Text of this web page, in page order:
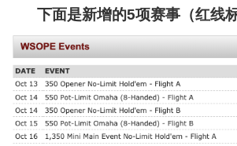
下面是新增的5项赛事（红线